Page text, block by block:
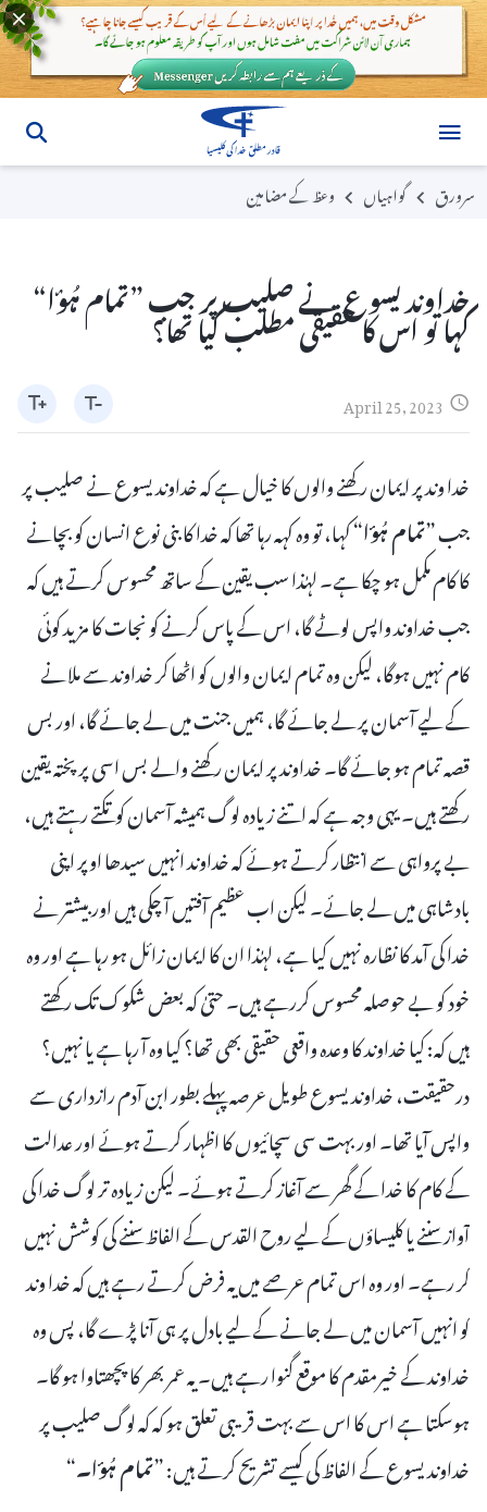
سرورق گواہیاں وعظ کے مضامین
خداوند یسوع نے صلیب پر جب ”تمام ہُؤا“
کہا تو اس کا حقیقی مطلب کیا تھا؟
April 25, 2023
خدا وند پر ایمان رکھنے والوں کا خیال ہے کہ خداوند یسوع نے صلیب پر
جب ”تمام ہُؤا“ کہا، تو وہ کہہ رہا تھا کہ خدا کا بنی نوع انسان کو بچانے
کا کام مکمل ہو چکا ہے۔ لہٰذا سب یقین کے ساتھ محسوس کرتے ہیں کہ
جب خداوند واپس لوٹے گا، اس کے پاس کرنے کو نجات کا مزید کوئی
کام نہیں ہوگا، لیکن وہ تمام ایمان والوں کو اٹھا کر خداوند سے ملانے
کے لیے آسمان پر لے جائے گا، ہمیں جنت میں لے جائے گا، اور بس
قصہ تمام ہو جائے گا۔ خداوند پر ایمان رکھنے والے بس اسی پر پختہ یقین
رکھتے ہیں۔ یہی وجہ ہے کہ اتنے زیادہ لوگ ہمیشہ آسمان کو تکتے رہتے ہیں،
بے پرواہی سے انتظار کرتے ہوئے کہ خداوند انہیں سیدھا اوپر اپنی
بادشاہی میں لے جائے۔ لیکن اب عظیم آفتیں آ چکی ہیں اور بیشتر نے
خدا کی آمد کا نظارہ نہیں کیا ہے، لہٰذا ان کا ایمان زائل ہو رہا ہے اور وہ
خود کو بے حوصلہ محسوس کررہے ہیں۔ حتیٰ کہ بعض شکوک تک رکھتے
ہیں کہ: کیا خداوند کا وعدہ واقعی حقیقی بھی تھا؟ کیا وہ آ رہا ہے یا نہیں؟
درحقیقت، خداوند یسوع طویل عرصہ پہلے بطور ابن آدم رازداری سے
واپس آیا تھا۔ اور بہت سی سچائیوں کا اظہار کرتے ہوئے اور عدالت
کے کام کا خدا کے گھر سے آغاز کرتے ہوئے۔ لیکن زیادہ تر لوگ خدا کی
آواز سننے یا کلیساؤں کے لیے روح القدس کے الفاظ سننے کی کوشش نہیں
کر رہے۔ اور وہ اس تمام عرصے میں یہ فرض کرتے رہے ہیں کہ خدا وند
کو انہیں آسمان میں لے جانے کے لیے بادل پر ہی آنا پڑے گا، پس وہ
خداوند کے خیرمقدم کا موقع گنوا رہے ہیں۔ یہ عمر بھر کا پچھتاوا ہو گا۔
ہوسکتا ہے اس کا اس سے بہت قریبی تعلق ہو کہ کہ لوگ صلیب پر
خداوند یسوع کے الفاظ کی کیسے تشریح کرتے ہیں: ”تمام ہُؤا۔“